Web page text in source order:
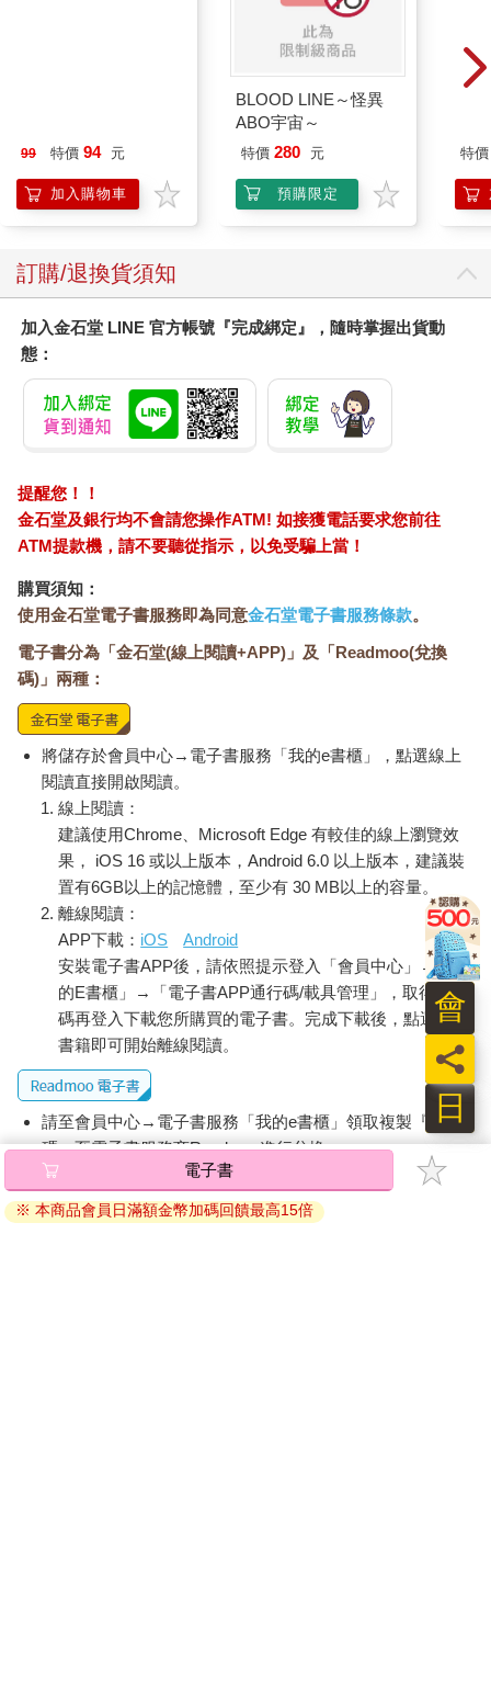
99 特價 94 元
加入購物車
BLOOD LINE～怪異
ABO宇宙～
特價 280 元
預購限定
特價
訂購/退換貨須知
加入金石堂 LINE 官方帳號『完成綁定』，隨時掌握出貨動
態：
提醒您！！
金石堂及銀行均不會請您操作ATM! 如接獲電話要求您前往
ATM提款機，請不要聽從指示，以免受騙上當！
購買須知：
使用金石堂電子書服務即為同意金石堂電子書服務條款。
電子書分為「金石堂(線上閱讀+APP)」及「Readmoo(兌換
碼)」兩種：
將儲存於會員中心→電子書服務「我的e書櫃」，點選線上
閱讀直接開啟閱讀。
線上閱讀：
建議使用Chrome、Microsoft Edge 有較佳的線上瀏覽效
果， iOS 16 或以上版本，Android 6.0 以上版本，建議裝
置有6GB以上的記憶體，至少有 30 MB以上的容量。
離線閱讀：
APP下載： iOS
Android
安裝電子書APP後，請依照提示登入「會員中心」→「我
的E書櫃」→「電子書APP通行碼/載具管理」，取得通行
碼再登入下載您所購買的電子書。完成下載後，點選任一
書籍即可開始離線閱讀。
請至會員中心→電子書服務「我的e書櫃」領取複製『兌換
碼』至電子書服務商Readmoo進行兌換。
退換貨須知：
因版權保護，您在金石堂所購買的電子書僅能以金石堂專屬
電子書
※ 本商品會員日滿額金幣加碼回饋最高15倍
日
員
會